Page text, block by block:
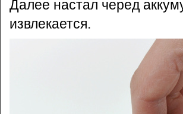
Далее настал черед
извлекается.